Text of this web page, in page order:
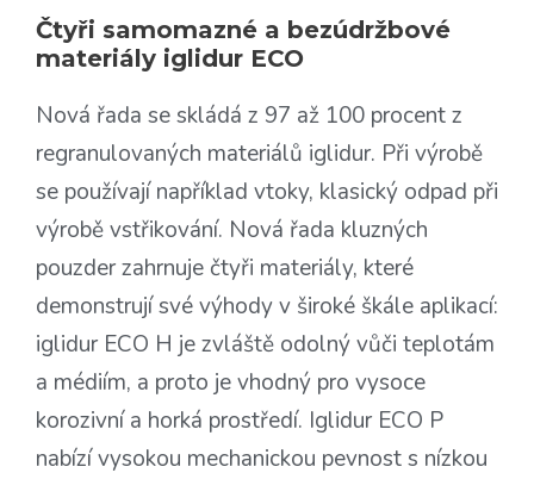
Čtyři samomazné a bezúdržbové
materiály iglidur ECO
Nová řada se skládá z 97 až 100 procent z
regranulovaných materiálů iglidur. Při výrobě
se používají například vtoky, klasický odpad při
výrobě vstřikování. Nová řada kluzných
pouzder zahrnuje čtyři materiály, které
demonstrují své výhody v široké škále aplikací:
iglidur ECO H je zvláště odolný vůči teplotám
a médiím, a proto je vhodný pro vysoce
korozivní a horká prostředí. Iglidur ECO P
nabízí vysokou mechanickou pevnost s nízkou